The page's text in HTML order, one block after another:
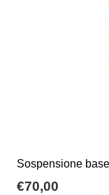
Sospensione
€70,00